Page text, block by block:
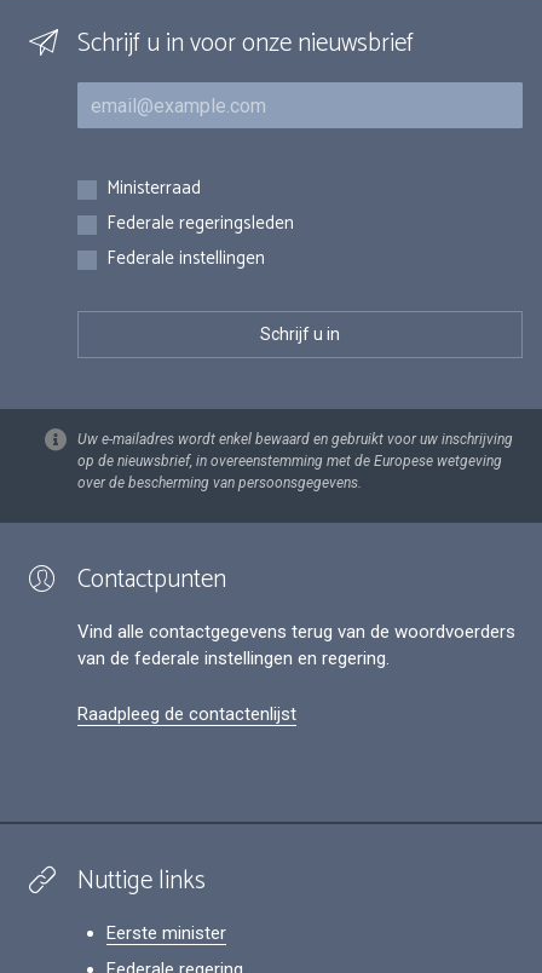
Schrijf u in voor onze nieuwsbrief
E-mail
Inschrijvingen
Ministerraad
Federale regeringsleden
Federale instellingen
Uw e-mailadres wordt enkel bewaard en gebruikt voor uw inschrijving
op de nieuwsbrief, in overeenstemming met de Europese wetgeving
over de bescherming van persoonsgegevens.
Contactpunten
Vind alle contactgegevens terug van de woordvoerders
van de federale instellingen en regering.
Raadpleeg de contactenlijst
Nuttige links
Eerste minister